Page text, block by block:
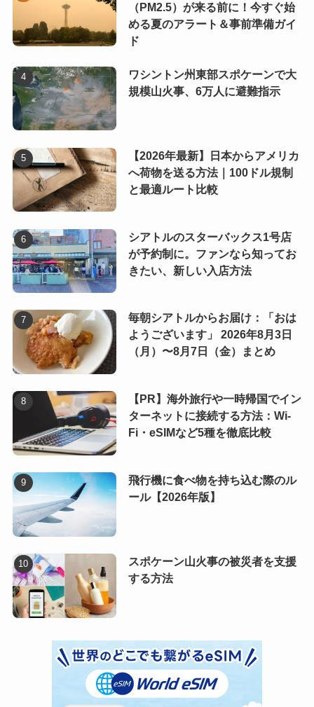
（PM2.5）が来る前に！今すぐ始
める夏のアラート＆事前準備ガイ
ド
ワシントン州東部スポケーンで大
規模山火事、6万人に避難指示
【2026年最新】日本からアメリカ
へ荷物を送る方法｜100ドル規制
と最適ルート比較
シアトルのスターバックス1号店
が予約制に。ファンなら知ってお
きたい、新しい入店方法
毎朝シアトルからお届け：「おは
ようございます」 2026年8月3日
（月）〜8月7日（金）まとめ
【PR】海外旅行や一時帰国でイン
ターネットに接続する方法：Wi-
Fi・eSIMなど5種を徹底比較
飛行機に食べ物を持ち込む際のル
ール【2026年版】
スポケーン山火事の被災者を支援
する方法